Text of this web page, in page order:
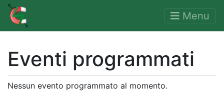
Menu
Eventi programmati
Nessun evento programmato al momento.